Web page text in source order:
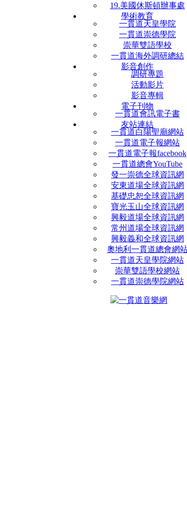
19.美國休斯頓辦事處
學術教育
一貫道天皇學院
一貫道崇德學院
崇華雙語學校
一貫道海外調研總結
影音創作
調研專題
活動影片
影音專輯
電子刊物
一貫道會訊電子書
友站連結
一貫道白陽聖廟網站
一貫道電子報網站
一貫道電子報facebook
一貫道總會YouTube
發一崇德全球資訊網
安東道場全球資訊網
基礎忠恕全球資訊網
寶光玉山全球資訊網
興毅道場全球資訊網
常州道場全球資訊網
興毅義和全球資訊網
奧地利一貫道總會網
一貫道天皇學院網站
崇華雙語學校網站
一貫道崇德學院網站